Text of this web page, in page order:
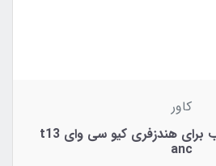
کاور
کاور سیلیکونی مناسب برای هندزفری کیو سی وای t13
anc